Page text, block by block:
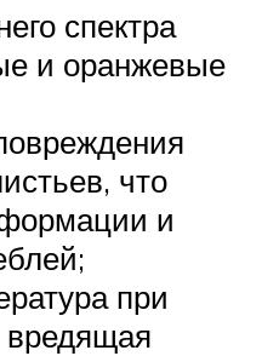
спектра
и оранжевые
что
и
при
вредящая